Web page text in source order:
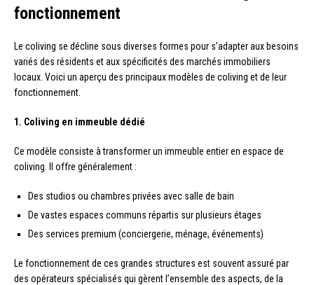
fonctionnement
Le coliving se décline sous diverses formes pour s’adapter aux besoins
variés des résidents et aux spécificités des marchés immobiliers
locaux. Voici un aperçu des principaux modèles de coliving et de leur
fonctionnement.
1. Coliving en immeuble dédié
Ce modèle consiste à transformer un immeuble entier en espace de
coliving. Il offre généralement :
Des studios ou chambres privées avec salle de bain
De vastes espaces communs répartis sur plusieurs étages
Des services premium (conciergerie, ménage, événements)
Le fonctionnement de ces grandes structures est souvent assuré par
des opérateurs spécialisés qui gèrent l’ensemble des aspects, de la